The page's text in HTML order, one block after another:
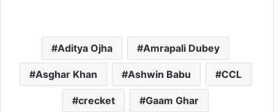
Aditya Ojha Amrapali Dubey
Asghar Khan Ashwin Babu CCL
crecket Gaam Ghar